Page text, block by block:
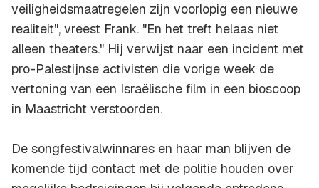
veiligheidsmaatregelen zijn voorlopig een nieuwe
realiteit", vreest Frank. "En het treft helaas niet
alleen theaters." Hij verwijst naar een incident met
pro-Palestijnse activisten die vorige week de
vertoning van een Israëlische film in een bioscoop
in Maastricht verstoorden.
De songfestivalwinnares en haar man blijven de
komende tijd contact met de politie houden over